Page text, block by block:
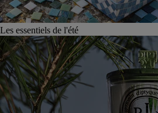
Les essentiels de l'été